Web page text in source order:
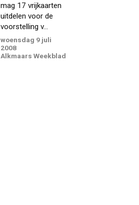
mag 17 vrijkaarten
uitdelen voor de
voorstelling v...
woensdag 9 juli
2008
Alkmaars Weekblad